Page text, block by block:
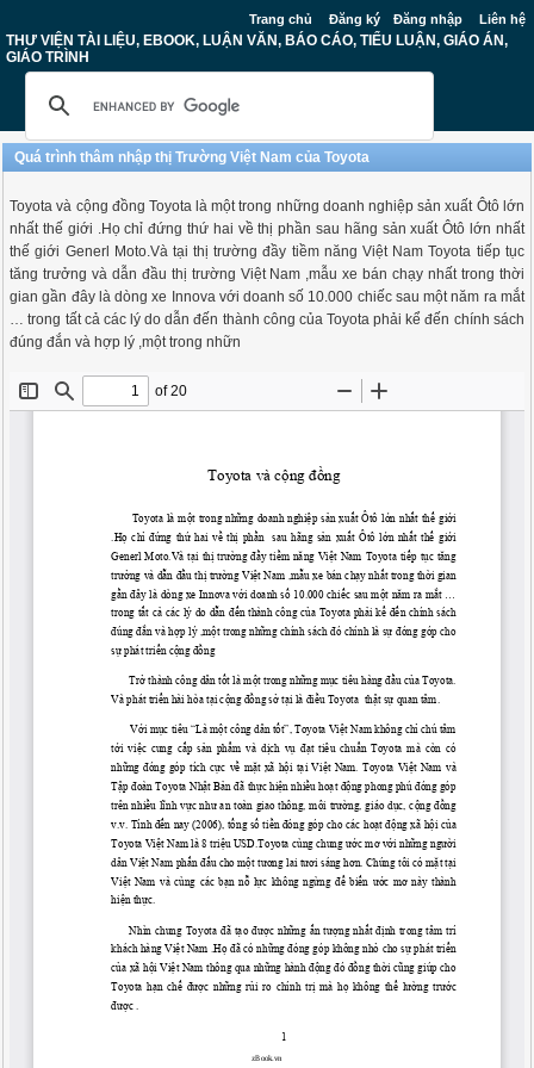
Trang chủ Đăng ký Đăng nhập Liên hệ
THƯ VIỆN TÀI LIỆU, EBOOK, LUẬN VĂN, BÁO CÁO, TIỂU LUẬN, GIÁO ÁN,
GIÁO TRÌNH
Quá trình thâm nhập thị Trường Việt Nam của Toyota
Toyota và cộng đồng Toyota là một trong những doanh nghiệp sản xuất Ôtô lớn
nhất thế giới .Họ chỉ đứng thứ hai về thị phần sau hãng sản xuất Ôtô lớn nhất
thế giới Generl Moto.Và tại thị trường đầy tiềm năng Việt Nam Toyota tiếp tục
tăng trưởng và dẫn đầu thị trường Việt Nam ,mẫu xe bán chạy nhất trong thời
gian gần đây là dòng xe Innova với doanh số 10.000 chiếc sau một năm ra mắt
… trong tất cả các lý do dẫn đến thành công của Toyota phải kể đến chính sách
đúng đắn và hợp lý ,một trong nhữn